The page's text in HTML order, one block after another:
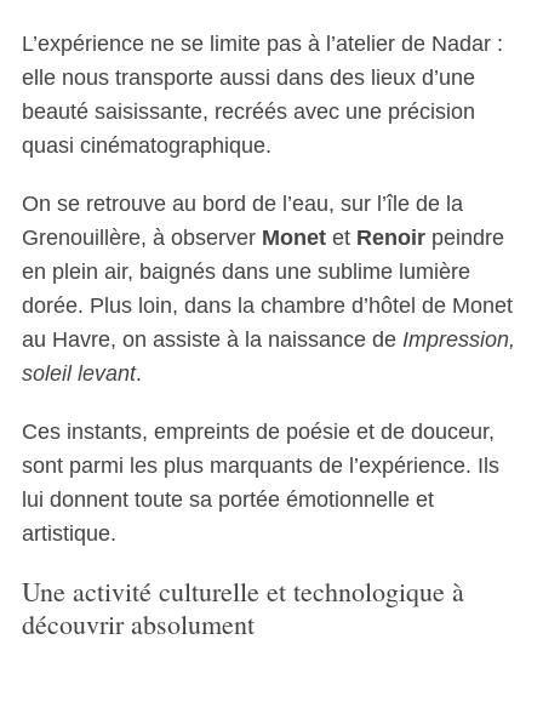
L’expérience ne se limite pas à l’atelier de Nadar :
elle nous transporte aussi dans des lieux d’une
beauté saisissante, recréés avec une précision
quasi cinématographique.
On se retrouve au bord de l’eau, sur l’île de la
Grenouillère, à observer Monetet Renoirpeindre
en plein air, baignés dans une sublime lumière
dorée. Plus loin, dans la chambre d’hôtel de Monet
au Havre, on assiste à la naissance de Impression,
soleil levant.
Ces instants, empreints de poésie et de douceur,
sont parmi les plus marquants de l’expérience. Ils
lui donnent toute sa portée émotionnelle et
artistique.
Une activité culturelle et technologique à
découvrir absolument